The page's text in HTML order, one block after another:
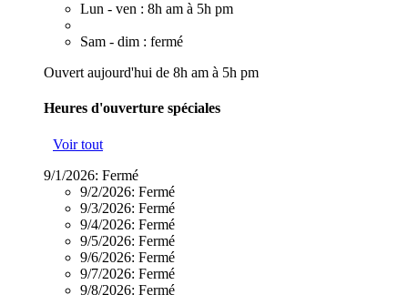
Lun - ven : 8h am à 5h pm
Sam - dim : fermé
Ouvert aujourd'hui de 8h am à 5h pm
Heures d'ouverture spéciales
Voir tout
9/1/2026: Fermé
9/2/2026: Fermé
9/3/2026: Fermé
9/4/2026: Fermé
9/5/2026: Fermé
9/6/2026: Fermé
9/7/2026: Fermé
9/8/2026: Fermé